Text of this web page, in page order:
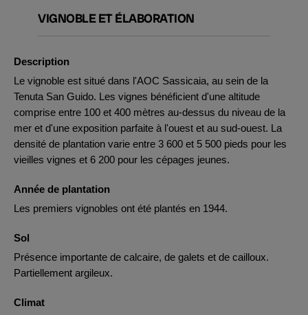
VIGNOBLE ET ÉLABORATION
Description
Le vignoble est situé dans l'AOC Sassicaia, au sein de la
Tenuta San Guido. Les vignes bénéficient d'une altitude
comprise entre 100 et 400 mètres au-dessus du niveau de la
mer et d'une exposition parfaite à l'ouest et au sud-ouest. La
densité de plantation varie entre 3 600 et 5 500 pieds pour les
vieilles vignes et 6 200 pour les cépages jeunes.
Année de plantation
Les premiers vignobles ont été plantés en 1944.
Sol
Présence importante de calcaire, de galets et de cailloux.
Partiellement argileux.
Climat